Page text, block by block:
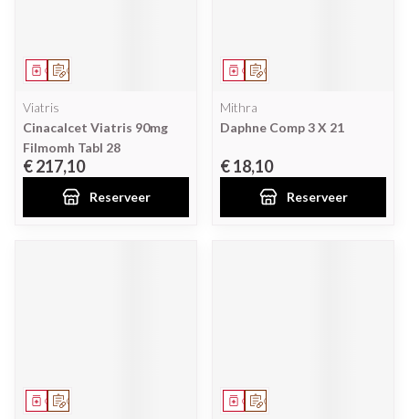
Op voorschrift
Geneesmiddel
Viatris
Cinacalcet Viatris 90mg
Filmomh Tabl 28
€ 217,10
Reserveer
Op voorschrift
Geneesmiddel
Mithra
Daphne Comp 3 X 21
€ 18,10
Reserveer
Op voorschrift
Geneesmiddel Op voorschrift
Geneesmiddel